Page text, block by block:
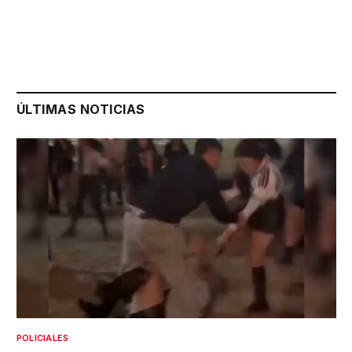
ÚLTIMAS NOTICIAS
POLICIALES